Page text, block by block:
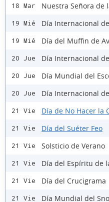
18 Mar Nuestra Señora de
19 Mié Día Internacional
19 Mié Día del Muffin de
20 Jue Día Internacional
20 Jue Día Mundial del
20 Jue Día Internacional
21 Vie Día de No Hacer la
21 Vie Día del Suéter Feo
21 Vie Solsticio de Verano
21 Vie Día del Espíritu de
21 Vie Día del Crucigrama
21 Vie Día Mundial del